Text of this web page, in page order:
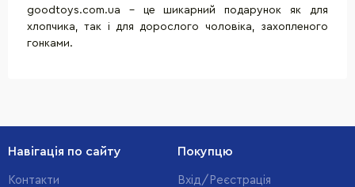
goodtoys.com.ua - це шикарний подарунок як для
хлопчика, так і для дорослого чоловіка, захопленого
гонками.
Навігація по сайту
Контакти
Покупцю
Вхід/Реєстрація